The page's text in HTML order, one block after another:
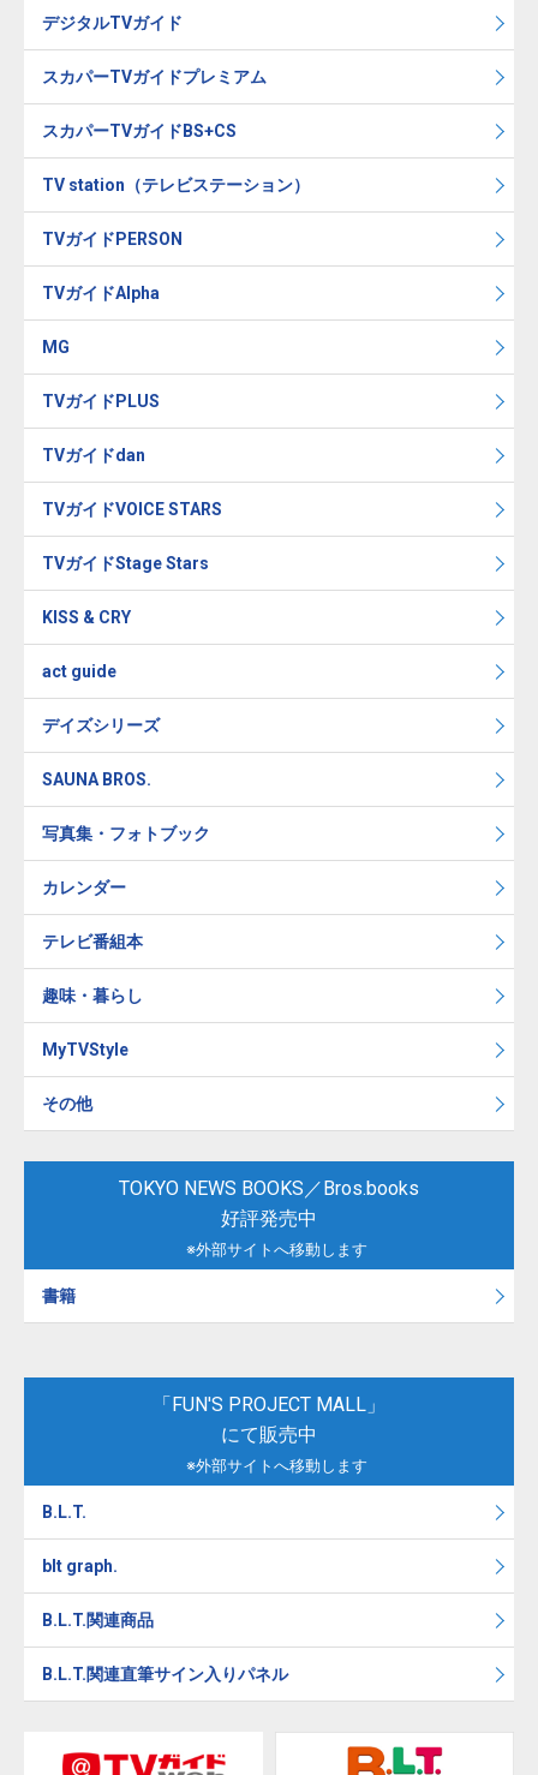
デジタルTVガイド
スカパーTVガイドプレミアム
スカパーTVガイドBS+CS
TV station（テレビステーション）
TVガイドPERSON
TVガイドAlpha
MG
TVガイドPLUS
TVガイドdan
TVガイドVOICE STARS
TVガイドStage Stars
KISS & CRY
act guide
デイズシリーズ
SAUNA BROS.
写真集・フォトブック
カレンダー
テレビ番組本
趣味・暮らし
MyTVStyle
その他
TOKYO NEWS BOOKS／Bros.books
好評発売中
※外部サイトへ移動します
書籍
「FUN'S PROJECT MALL」
にて販売中
※外部サイトへ移動します
B.L.T.
blt graph.
B.L.T.関連商品
B.L.T.関連直筆サイン入りパネル